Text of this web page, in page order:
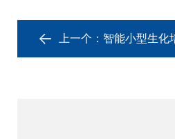
上一个： 智能小型生化